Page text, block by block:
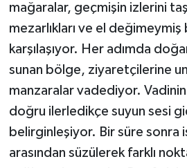
mağaralar, geçmişin izlerini
mezarlıkları ve el
karşılaşıyor. Her adımda
sunan bölge, ziyaretçilerine
manzaralar vadediyor.
doğru ilerledikçe suyun sesi
belirginleşiyor. Bir süre sonra
arasından süzülerek farklı